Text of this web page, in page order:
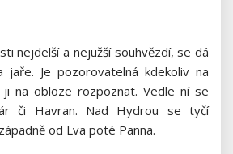
nejdelší a nejužší souhvězdí, se dá
Je pozorovatelná kdekoliv na
na obloze rozpoznat. Vedle ní se
či Havran. Nad Hydrou se tyčí
od Lva poté Panna.